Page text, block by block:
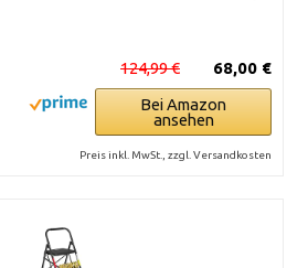
68,00 €
124,99 €
Bei Amazon
ansehen
Preis inkl. MwSt., zzgl. Versandkosten